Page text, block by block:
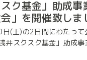
ク基金」助成事
」を開催致しま
(土)の2日間にわたって
井スクスク基金」助成